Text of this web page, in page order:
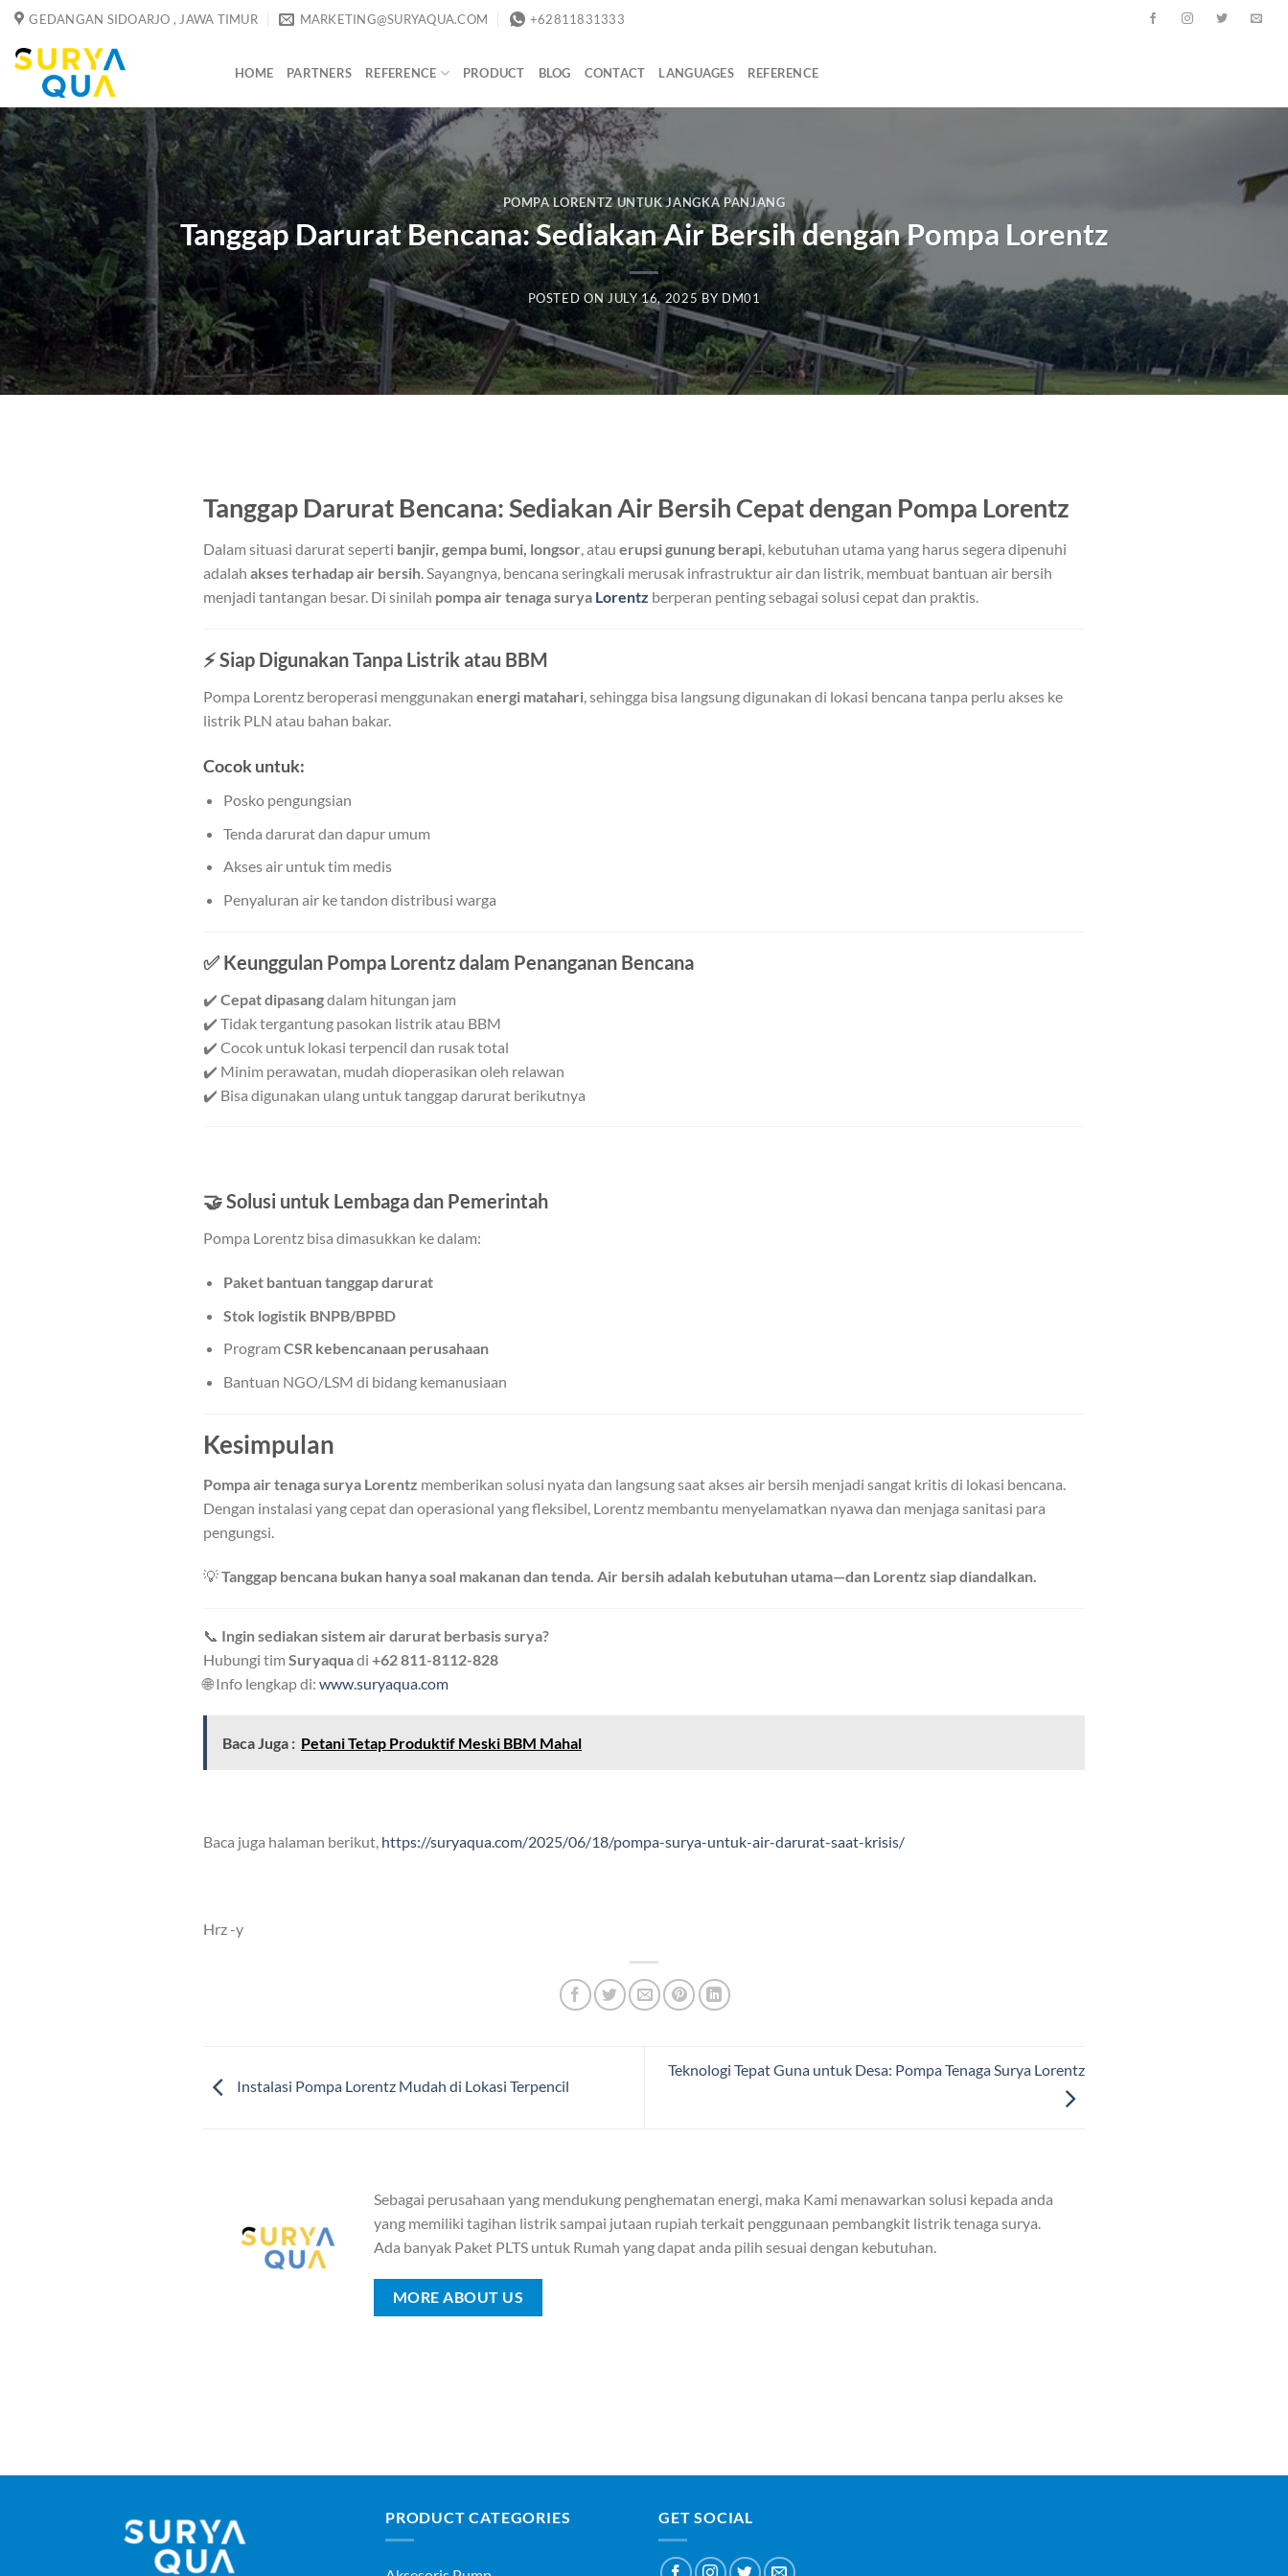
Skip
content
GEDANGAN SIDOARJO , JAWA TIMUR MARKETING@SURYAQUA.COM +62811831333
HOME PARTNERS REFERENCE PRODUCT BLOG CONTACT LANGUAGES REFERENCE
POMPA LORENTZ UNTUK JANGKA PANJANG
Tanggap Darurat Bencana: Sediakan Air Bersih dengan Pompa Lorentz
POSTED ONJULY 16, 2025 BYDM01
Tanggap Darurat Bencana: Sediakan Air Bersih Cepat dengan Pompa Lorentz
Dalam situasi darurat seperti banjir, gempa bumi, longsor, atau erupsi gunung berapi, kebutuhan utama yang harus segera dipenuhi
adalah akses terhadap air bersih. Sayangnya, bencana seringkali merusak infrastruktur air dan listrik, membuat bantuan air bersih
menjadi tantangan besar. Di sinilah pompa air tenaga surya Lorentz berperan penting sebagai solusi cepat dan praktis.
⚡ Siap Digunakan Tanpa Listrik atau BBM
Pompa Lorentz beroperasi menggunakan energi matahari, sehingga bisa langsung digunakan di lokasi bencana tanpa perlu akses ke
listrik PLN atau bahan bakar.
Cocok untuk:
Posko pengungsian
Tenda darurat dan dapur umum
Akses air untuk tim medis
Penyaluran air ke tandon distribusi warga
✅ Keunggulan Pompa Lorentz dalam Penanganan Bencana
✔️ Cepat dipasangdalam hitungan jam
✔️ Tidak tergantung pasokan listrik atau BBM
✔️ Cocok untuk lokasi terpencil dan rusak total
✔️ Minim perawatan, mudah dioperasikan oleh relawan
✔️ Bisa digunakan ulang untuk tanggap darurat berikutnya
🤝 Solusi untuk Lembaga dan Pemerintah
Pompa Lorentz bisa dimasukkan ke dalam:
Paket bantuan tanggap darurat
Stok logistik BNPB/BPBD
Program CSR kebencanaan perusahaan
Bantuan NGO/LSM di bidang kemanusiaan
Kesimpulan
Pompa air tenaga surya Lorentz memberikan solusi nyata dan langsung saat akses air bersih menjadi sangat kritis di lokasi bencana.
Dengan instalasi yang cepat dan operasional yang fleksibel, Lorentz membantu menyelamatkan nyawa dan menjaga sanitasi para
pengungsi.
💡Tanggap bencana bukan hanya soal makanan dan tenda. Air bersih adalah kebutuhan utama—dan Lorentz siap diandalkan.
📞 Ingin sediakan sistem air darurat berbasis surya?
Hubungi tim Suryaquadi +62 811-8112-828
🌐 Info lengkap di: www.suryaqua.com
Baca Juga : Petani Tetap Produktif Meski BBM Mahal
Baca juga halaman berikut, https://suryaqua.com/2025/06/18/pompa-surya-untuk-air-darurat-saat-krisis/
Hrz -y
Instalasi Pompa Lorentz Mudah di Lokasi Terpencil
Teknologi Tepat Guna untuk Desa: Pompa Tenaga Surya Lorentz
Sebagai perusahaan yang mendukung penghematan energi, maka Kami menawarkan solusi kepada anda
yang memiliki tagihan listrik sampai jutaan rupiah terkait penggunaan pembangkit listrik tenaga surya.
Ada banyak Paket PLTS untuk Rumah yang dapat anda pilih sesuai dengan kebutuhan.
MORE ABOUT US
PRODUCT CATEGORIES GET SOCIAL